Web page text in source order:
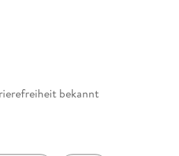
bekannt